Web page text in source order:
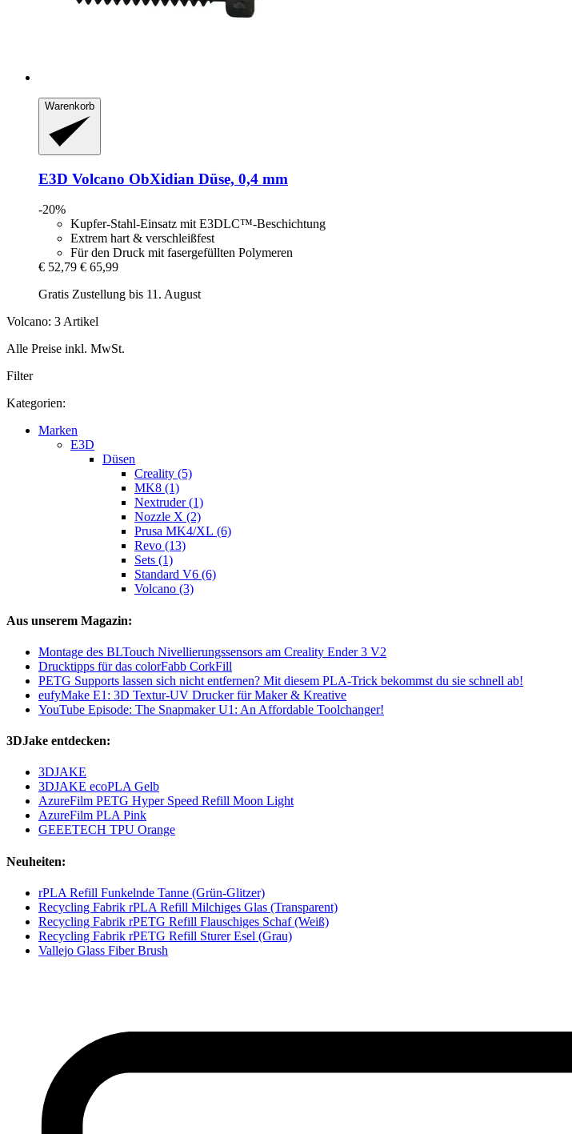
Warenkorb
E3D Volcano ObXidian Düse, 0,4 mm
-20%
Kupfer-Stahl-Einsatz mit E3DLC™-Beschichtung
Extrem hart & verschleißfest
Für den Druck mit fasergefüllten Polymeren
€ 52,79 € 65,99
Gratis Zustellung bis 11. August
Volcano: 3 Artikel
Alle Preise inkl. MwSt.
Filter
Kategorien:
Marken
E3D
Düsen
Creality (5)
MK8 (1)
Nextruder (1)
Nozzle X (2)
Prusa MK4/XL (6)
Revo (13)
Sets (1)
Standard V6 (6)
Volcano (3)
Aus unserem Magazin:
Montage des BLTouch Nivellierungssensors am Creality Ender 3 V2
Drucktipps für das colorFabb CorkFill
PETG Supports lassen sich nicht entfernen? Mit diesem PLA-Trick bekommst du sie schnell ab!
eufyMake E1: 3D Textur-UV Drucker für Maker & Kreative
YouTube Episode: The Snapmaker U1: An Affordable Toolchanger!
3DJake entdecken:
3DJAKE
3DJAKE ecoPLA Gelb
AzureFilm PETG Hyper Speed Refill Moon Light
AzureFilm PLA Pink
GEEETECH TPU Orange
Neuheiten:
rPLA Refill Funkelnde Tanne (Grün-Glitzer)
Recycling Fabrik rPLA Refill Milchiges Glas (Transparent)
Recycling Fabrik rPETG Refill Flauschiges Schaf (Weiß)
Recycling Fabrik rPETG Refill Sturer Esel (Grau)
Vallejo Glass Fiber Brush